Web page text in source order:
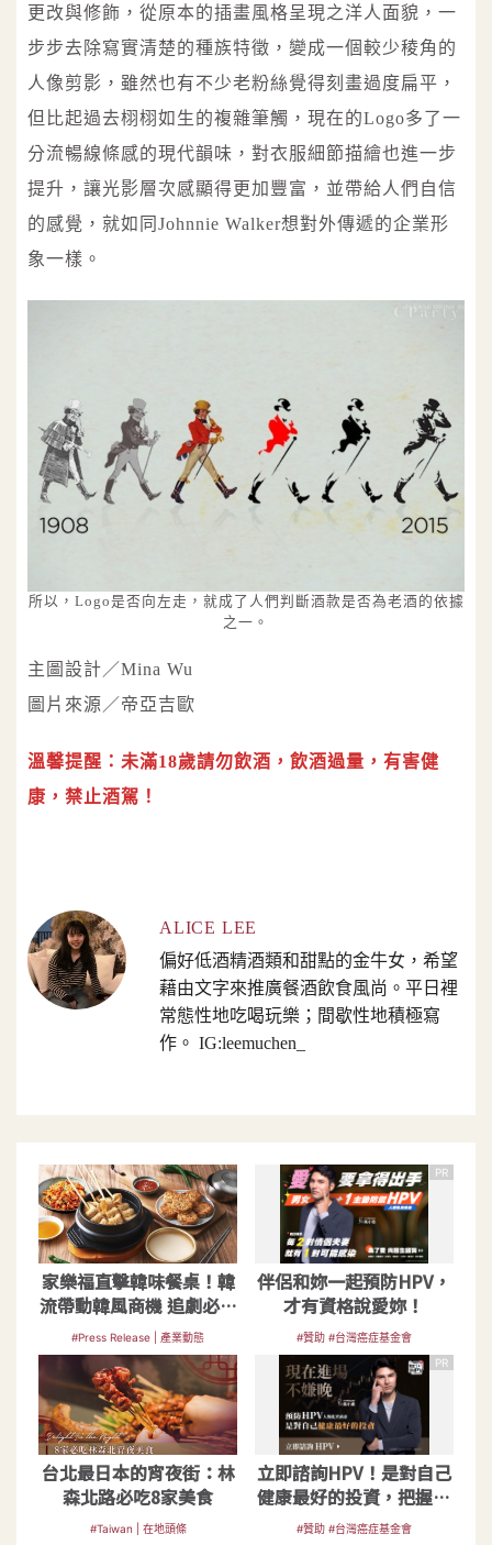
更改與修飾，從原本的插畫風格呈現之洋人面貌，一
步步去除寫實清楚的種族特徵，變成一個較少稜角的
人像剪影，雖然也有不少老粉絲覺得刻畫過度扁平，
但比起過去栩栩如生的複雜筆觸，現在的Logo多了一
分流暢線條感的現代韻味，對衣服細節描繪也進一步
提升，讓光影層次感顯得更加豐富，並帶給人們自信
的感覺，就如同Johnnie Walker想對外傳遞的企業形
象一樣。
所以，Logo是否向左走，就成了人們判斷酒款是否為老酒的依據
之一。
主圖設計／Mina Wu
圖片來源／帝亞吉歐
溫馨提醒：未滿18歲請勿飲酒，飲酒過量，有害健
康，禁止酒駕！
ALICE LEE
偏好低酒精酒類和甜點的金牛女，希望
藉由文字來推廣餐酒飲食風尚。平日裡
常態性地吃喝玩樂；間歇性地積極寫
作。 IG:leemuchen_
家樂福直擊韓味餐桌！韓
流帶動韓風商機 追劇必備
道地韓食配韓酒
#Press Release | 產業動態
PR
伴侶和妳一起預防HPV，
才有資格說愛妳！
#贊助 #台灣癌症基金會
台北最日本的宵夜街：林
森北路必吃8家美食
#Taiwan | 在地頭條
PR
立即諮詢HPV！是對自己
健康最好的投資，把握現
在不嫌晚！
#贊助 #台灣癌症基金會